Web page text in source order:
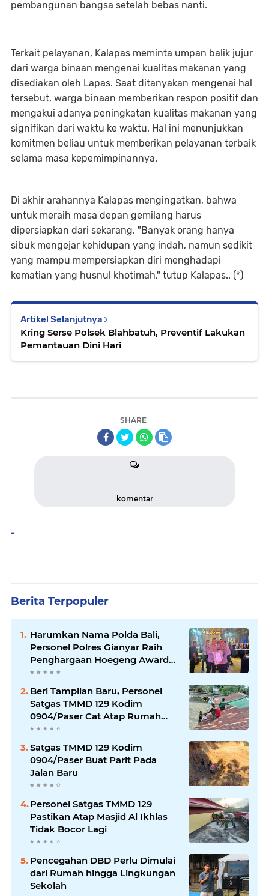
pembangunan bangsa setelah bebas nanti.
Terkait pelayanan, Kalapas meminta umpan balik jujur
dari warga binaan mengenai kualitas makanan yang
disediakan oleh Lapas. Saat ditanyakan mengenai hal
tersebut, warga binaan memberikan respon positif dan
mengakui adanya peningkatan kualitas makanan yang
signifikan dari waktu ke waktu. Hal ini menunjukkan
komitmen beliau untuk memberikan pelayanan terbaik
selama masa kepemimpinannya.
Di akhir arahannya Kalapas mengingatkan, bahwa
untuk meraih masa depan gemilang harus
dipersiapkan dari sekarang. "Banyak orang hanya
sibuk mengejar kehidupan yang indah, namun sedikit
yang mampu mempersiapkan diri menghadapi
kematian yang husnul khotimah," tutup Kalapas.. (*)
Artikel Selanjutnya
Kring Serse Polsek Blahbatuh, Preventif Lakukan
Pemantauan Dini Hari
SHARE
komentar
-
Berita Terpopuler
Harumkan Nama Polda Bali,
Personel Polres Gianyar Raih
Penghargaan Hoegeng Awards
2026
Beri Tampilan Baru, Personel
Satgas TMMD 129 Kodim
0904/Paser Cat Atap Rumah
Marbot
Satgas TMMD 129 Kodim
0904/Paser Buat Parit Pada
Jalan Baru
Personel Satgas TMMD 129
Pastikan Atap Masjid Al Ikhlas
Tidak Bocor Lagi
Pencegahan DBD Perlu Dimulai
dari Rumah hingga Lingkungan
Sekolah